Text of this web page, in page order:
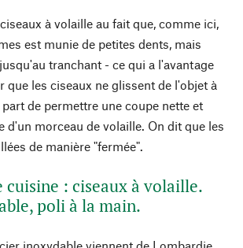
à volaille au fait que, comme ici,
est munie de petites dents, mais
tranchant - ce qui a l'avantage
que les ciseaux ne glissent de l'objet à
de permettre une coupe nette et
d'un morceau de volaille. On dit que les
de manière "fermée".
cuisine : ciseaux à volaille.
poli à la main.